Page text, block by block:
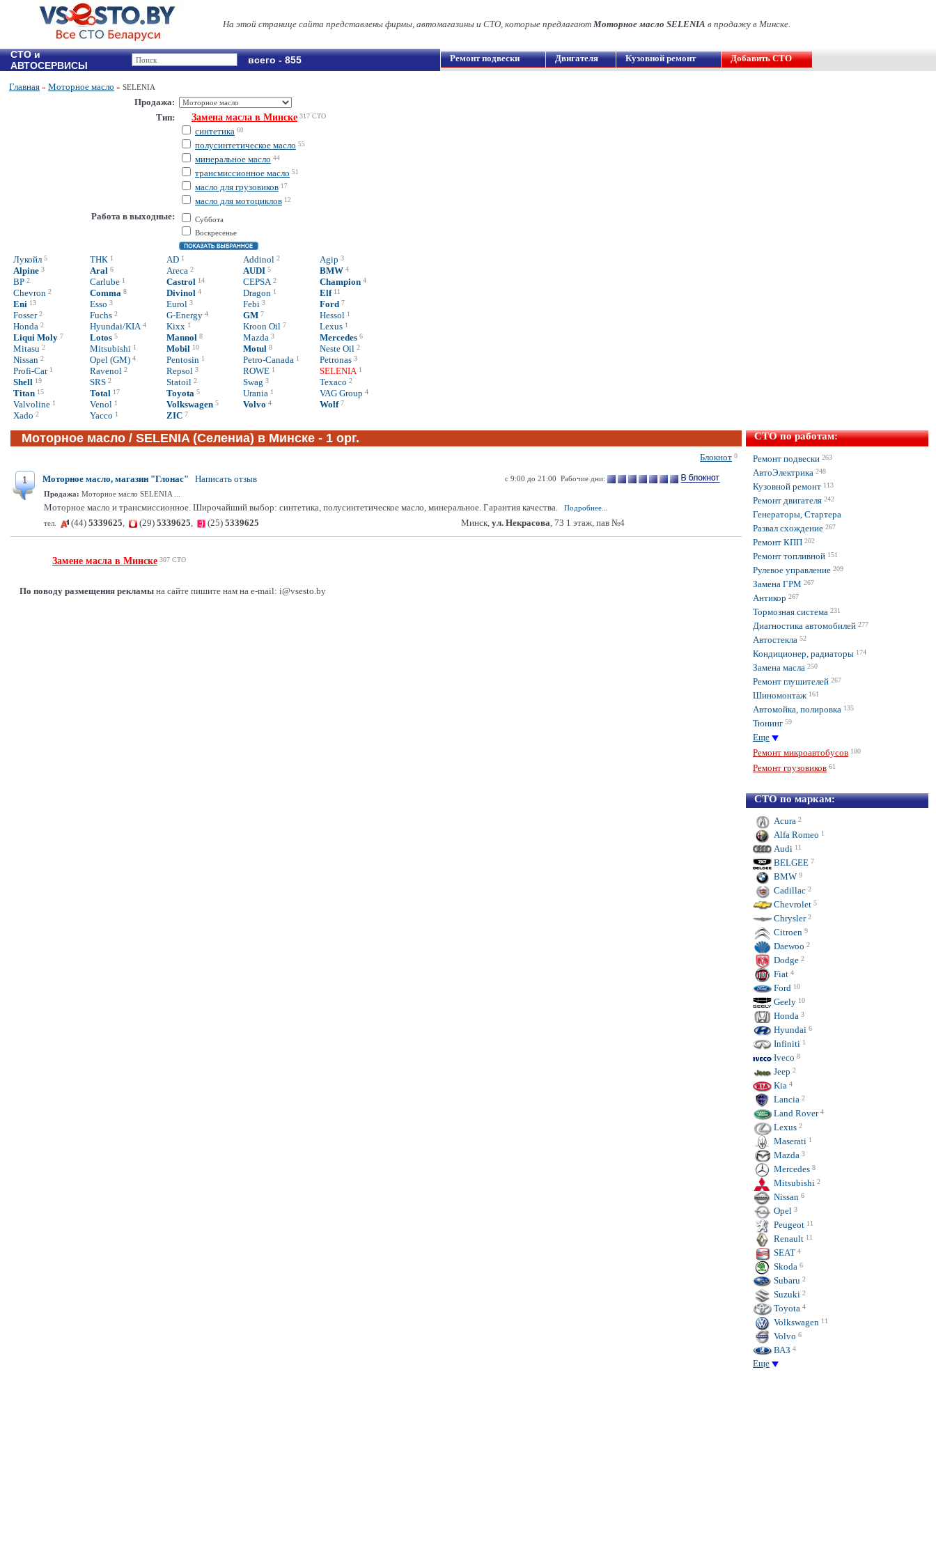
На этой странице сайта представлены фирмы, автомагазины и СТО, которые предлагают Моторное масло SELENIA в продажу в Минске.
СТО и
АВТОСЕРВИСЫ
всего - 855 Ремонт подвески Двигателя Кузовной ремонт Добавить СТО
Главная » Моторное масло » SELENIA
Продажа:
Тип:
Замена масла в Минске 317 СТО
синтетика 60
полусинтетическое масло 55
минеральное масло 44
трансмиссионное масло 51
масло для грузовиков 17
масло для мотоциклов 12
Работа в выходные:
Суббота
Воскресенье
Лукойл 5 ТНК 1 AD 1 Addinol 2 Agip 3
Alpine 3 Aral 6 Areca 2 AUDI 5 BMW 4
BP 2 Carlube 1 Castrol 14 CEPSA 2 Champion 4
Chevron 2 Comma 8 Divinol 4 Dragon 1 Elf 11
Eni 13 Esso 3 Eurol 3 Febi 3 Ford 7
Fosser 2 Fuchs 2 G-Energy 4 GM 7 Hessol 1
Honda 2 Hyundai/KIA 4 Kixx 1 Kroon Oil 7 Lexus 1
Liqui Moly 7 Lotos 5 Mannol 8 Mazda 3 Mercedes 6
Mitasu 2 Mitsubishi 1 Mobil 10 Motul 8 Neste Oil 2
Nissan 2 Opel (GM) 4 Pentosin 1 Petro-Canada 1 Petronas 3
Profi-Car 1 Ravenol 2 Repsol 3 ROWE 1 SELENIA 1
Shell 19 SRS 2 Statoil 2 Swag 3 Texaco 2
Titan 15 Total 17 Toyota 5 Urania 1 VAG Group 4
Valvoline 1 Venol 1 Volkswagen 5 Volvo 4 Wolf 7
Xado 2 Yacco 1 ZIC 7
Моторное масло / SELENIA (Селениа) в Минске - 1 орг.
Блокнот 0
1 Моторное масло, магазин "Глонас" Написать отзыв
c 9:00 до 21:00 Рабочие дни:
Продажа: Моторное масло SELENIA ...
Моторное масло и трансмиссионное. Широчайший выбор: синтетика, полусинтетическое масло, минеральное. Гарантия качества.
Подробнее...
тел.
(44) 5339625, (29) 5339625, (25) 5339625 Минск, ул. Некрасова, 73 1 этаж, пав №4
Замене масла в Минске 307 СТО
По поводу размещения рекламы на сайте пишите нам на e-mail: i@vsesto.by
СТО по работам:
Ремонт подвески 263
АвтоЭлектрика 248
Кузовной ремонт 113
Ремонт двигателя 242
Генераторы, Стартера
Развал схождение 267
Ремонт КПП 202
Ремонт топливной 151
Рулевое управление 209
Замена ГРМ 267
Антикор 267
Тормозная система 231
Диагностика автомобилей 277
Автостекла 52
Кондиционер, радиаторы 174
Замена масла 250
Ремонт глушителей 267
Шиномонтаж 161
Автомойка, полировка 135
Тюнинг 59
Еще
Ремонт микроавтобусов 180
Ремонт грузовиков 61
СТО по маркам:
Acura 2
Alfa Romeo 1
Audi 11
BELGEE 7
BMW 9
Cadillac 2
Chevrolet 5
Chrysler 2
Citroen 9
Daewoo 2
Dodge 2
Fiat 4
Ford 10
Geely 10
Honda 3
Hyundai 6
Infiniti 1
Iveco 8
Jeep 2
Kia 4
Lancia 2
Land Rover 4
Lexus 2
Maserati 1
Mazda 3
Mercedes 8
Mitsubishi 2
Nissan 6
Opel 3
Peugeot 11
Renault 11
SEAT 4
Skoda 6
Subaru 2
Suzuki 2
Toyota 4
Volkswagen 11
Volvo 6
ВАЗ 4
Еще